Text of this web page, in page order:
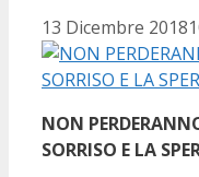
13 Dicembre 2018
NON
SORRISO E LA